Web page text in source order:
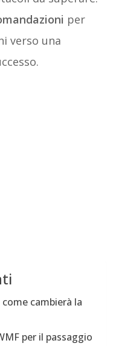
per
verso una
cambierà la
per il passaggio